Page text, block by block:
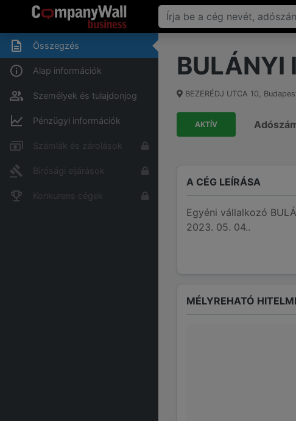
Összegzés
Alap információk
Személyek és tulajdonjog
Pénzügyi információk
Számlák és zárolások
Bírósági eljárások
Konkurens cégek
BULÁNYI
BEZERÉDJ UTCA 10,
AKTÍV
A CÉG LEÍRÁSA
Egyéni vállalkozó
2023. 05. 04..
MÉLYREHATÓ